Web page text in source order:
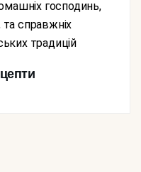
та справжніх
традицій